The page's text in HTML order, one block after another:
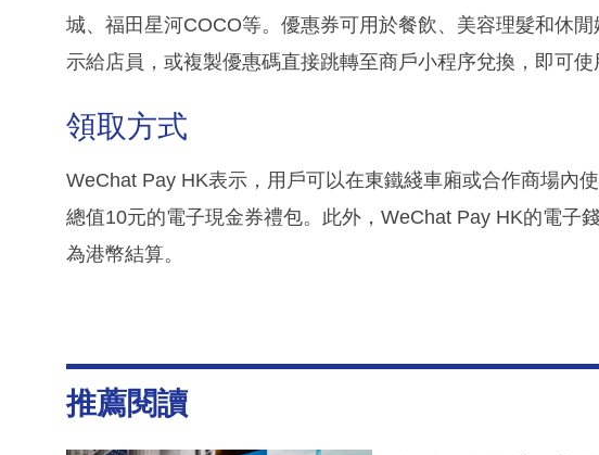
城、福田星河COCO等。優惠券可用於餐飲、美容理髮和休
示給店員，或複製優惠碼直接跳轉至商戶小程序兌換，即可使
領取方式
WeChat Pay HK表示，用戶可以在東鐵綫車廂或合作商場內
總值10元的電子現金券禮包。此外，WeChat Pay HK的電子
為港幣結算。
推薦閱讀